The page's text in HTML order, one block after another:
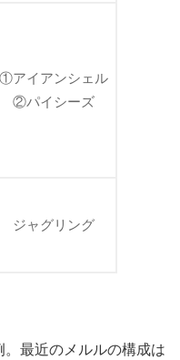
①アイアンシェル
②パイシーズ
ジャグリング
最近のメルルの構成は